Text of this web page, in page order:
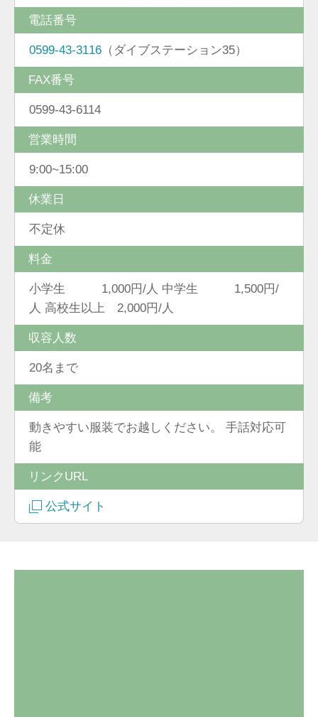
電話番号
0599-43-3116 （ダイブステーション35）
FAX番号
0599-43-6114
営業時間
9:00~15:00
休業日
不定休
料金
小学生 1,000円/人 中学生 1,500円/
人 高校生以上 2,000円/人
収容人数
20名まで
備考
動きやすい服装でお越しください。 手話対応可
能
リンクURL
公式サイト